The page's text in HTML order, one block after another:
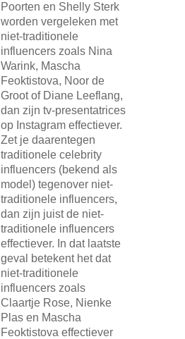
Poorten en Shelly Sterk
worden vergeleken met
niet-traditionele
influencers zoals Nina
Warink, Mascha
Feoktistova, Noor de
Groot of Diane Leeflang,
dan zijn tv-presentatrices
op Instagram effectiever.
Zet je daarentegen
traditionele celebrity
influencers (bekend als
model) tegenover niet-
traditionele influencers,
dan zijn juist de niet-
traditionele influencers
effectiever. In dat laatste
geval betekent het dat
niet-traditionele
influencers zoals
Claartje Rose, Nienke
Plas en Mascha
Feoktistova effectiever